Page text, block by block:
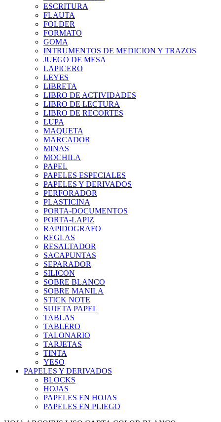
ESCRITURA
FLAUTA
FOLDER
FORMATO
GOMA
INTRUMENTOS DE MEDICION Y TRAZOS
JUEGO DE MESA
LAPICERO
LEYES
LIBRETA
LIBRO DE ACTIVIDADES
LIBRO DE LECTURA
LIBRO DE RECORTES
LUPA
MAQUETA
MARCADOR
MINAS
MOCHILA
PAPEL
PAPELES ESPECIALES
PAPELES Y DERIVADOS
PERFORADOR
PLASTICINA
PORTA-DOCUMENTOS
PORTA-LAPIZ
RAPIDOGRAFO
REGLAS
RESALTADOR
SACAPUNTAS
SEPARADOR
SILICON
SOBRE BLANCO
SOBRE MANILA
STICK NOTE
SUJETA PAPEL
TABLAS
TABLERO
TALONARIO
TARJETAS
TINTA
YESO
PAPELES Y DERIVADOS
BLOCKS
HOJAS
PAPELES EN HOJAS
PAPELES EN PLIEGO